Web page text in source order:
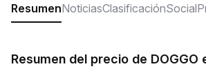
ResumenNoticiasClasificaciónSocial
Resumen del precio de DOGGO